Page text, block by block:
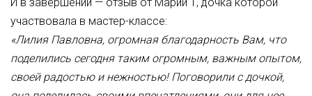
участвовала в мастер-классе:
«Лилия Павловна, огромная благодарность Вам, что
поделились сегодня таким огромным, важным опытом,
своей радостью и нежностью! Поговорили с дочкой,